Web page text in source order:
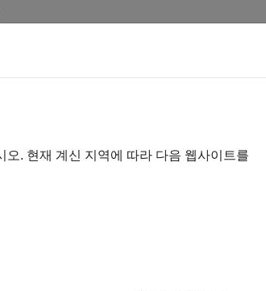
얼마나 도움이 되었습니까?
. 현재 계신 지역에 따라 다음 웹사이트를